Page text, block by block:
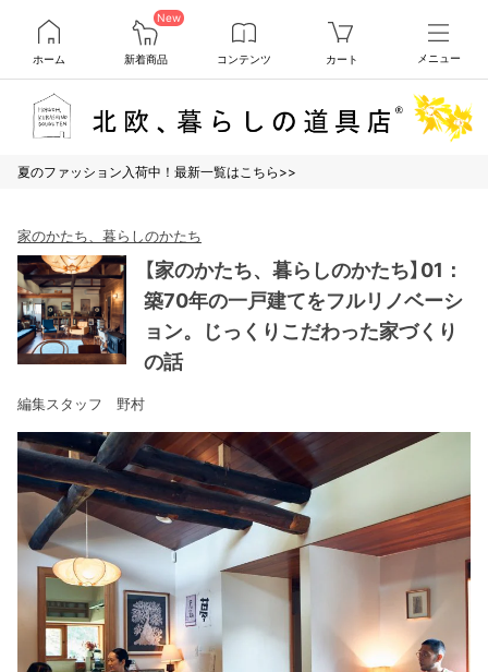
ホーム
New
新着商品 コンテンツ カート メニュー
夏のファッション入荷中！最新一覧はこちら>>
家のかたち、暮らしのかたち
【家のかたち、暮らしのかたち】01：
築70年の一戸建てをフルリノベーシ
ョン。じっくりこだわった家づくり
の話
編集スタッフ 野村